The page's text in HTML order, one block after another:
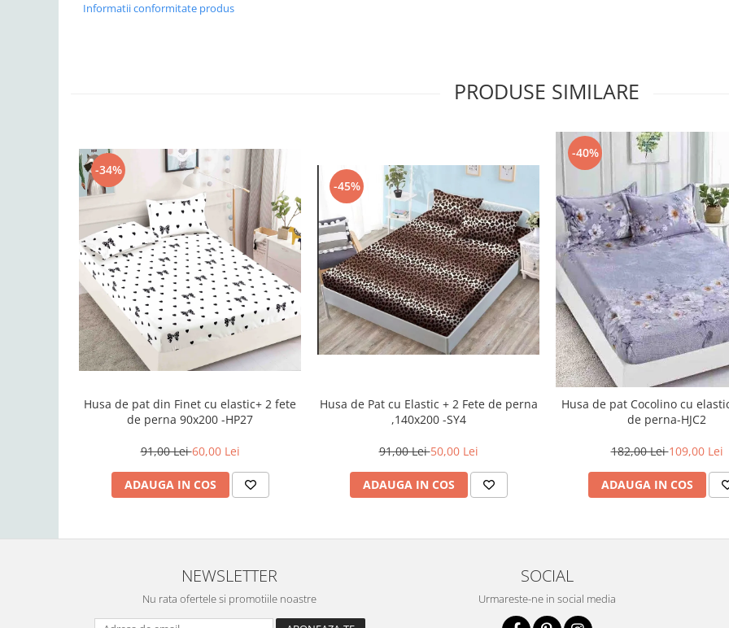
Informatii conformitate produs
PRODUSE SIMILARE
-34%
Husa de pat din Finet cu elastic+ 2 fete
de perna 90x200 -HP27
91,00 Lei60,00 Lei
ADAUGA IN COS
-45%
Husa de Pat cu Elastic + 2 Fete de perna
,140x200 -SY4
91,00 Lei50,00 Lei
ADAUGA IN COS
-40%
Husa de pat Cocolino cu
de perna-HJC2
182,00 Lei109,00 Lei
ADAUGA IN COS
NEWSLETTER
Nu rata ofertele si promotiile noastre
SOCIAL
Urmareste-ne in social media